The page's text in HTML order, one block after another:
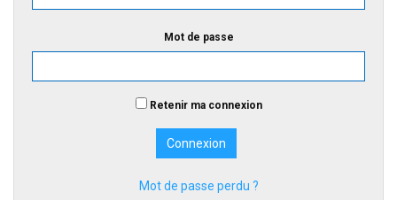
Mot de passe
Retenir ma connexion
Mot de passe perdu ?